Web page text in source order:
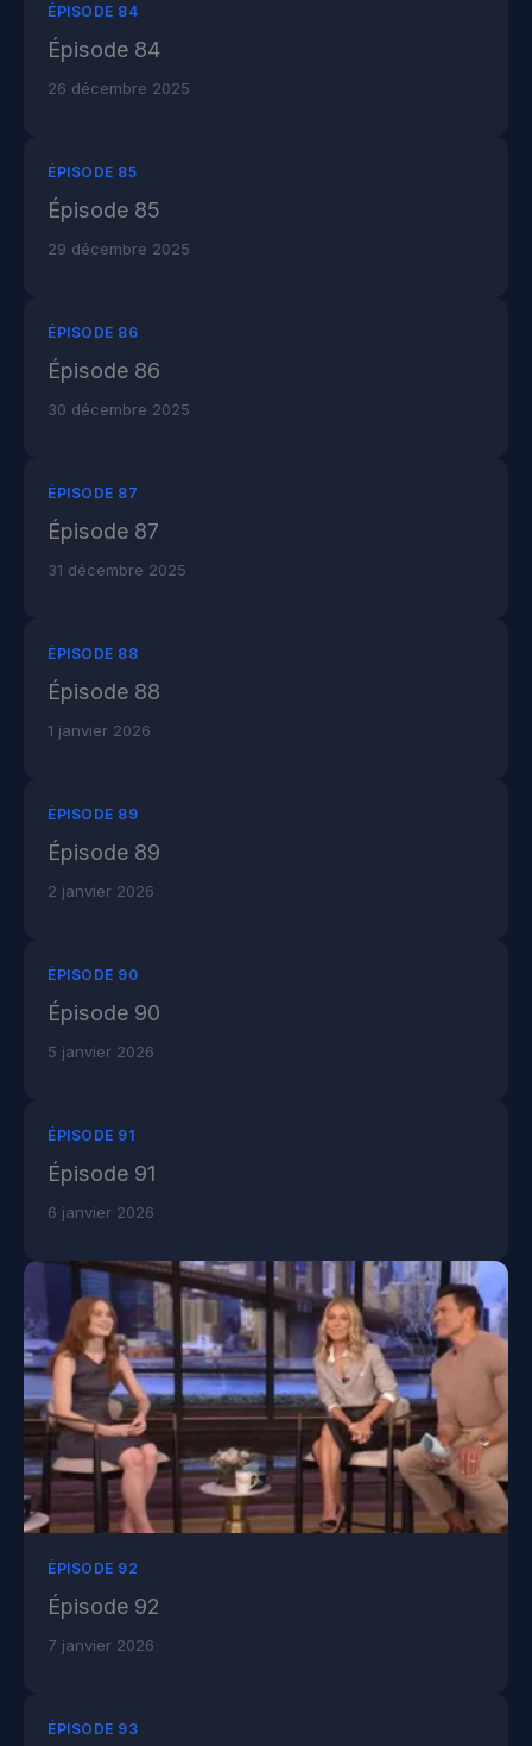
ÉPISODE 84
Épisode 84
26 décembre 2025
ÉPISODE 85
Épisode 85
29 décembre 2025
ÉPISODE 86
Épisode 86
30 décembre 2025
ÉPISODE 87
Épisode 87
31 décembre 2025
ÉPISODE 88
Épisode 88
1 janvier 2026
ÉPISODE 89
Épisode 89
2 janvier 2026
ÉPISODE 90
Épisode 90
5 janvier 2026
ÉPISODE 91
Épisode 91
6 janvier 2026
ÉPISODE 92
Épisode 92
7 janvier 2026
ÉPISODE 93